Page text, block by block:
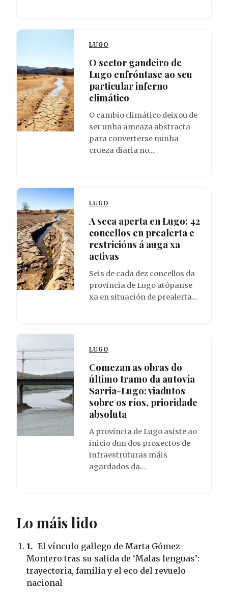
LUGO
O sector gandeiro de
Lugo enfróntase ao seu
particular inferno
climático
O cambio climático deixou de
ser unha ameaza abstracta
para converterse nunha
crueza diaria no…
LUGO
A seca aperta en Lugo: 42
concellos en prealerta e
restricións á auga xa
activas
Seis de cada dez concellos da
provincia de Lugo atópanse
xa en situación de prealerta…
LUGO
Comezan as obras do
último tramo da autovía
Sarria-Lugo: viadutos
sobre os ríos, prioridade
absoluta
A provincia de Lugo asiste ao
inicio dun dos proxectos de
infraestruturas máis
agardados da…
Lo máis lido
1. El vínculo gallego de Marta Gómez
Montero tras su salida de ‘Malas lenguas’:
trayectoria, familia y el eco del revuelo
nacional